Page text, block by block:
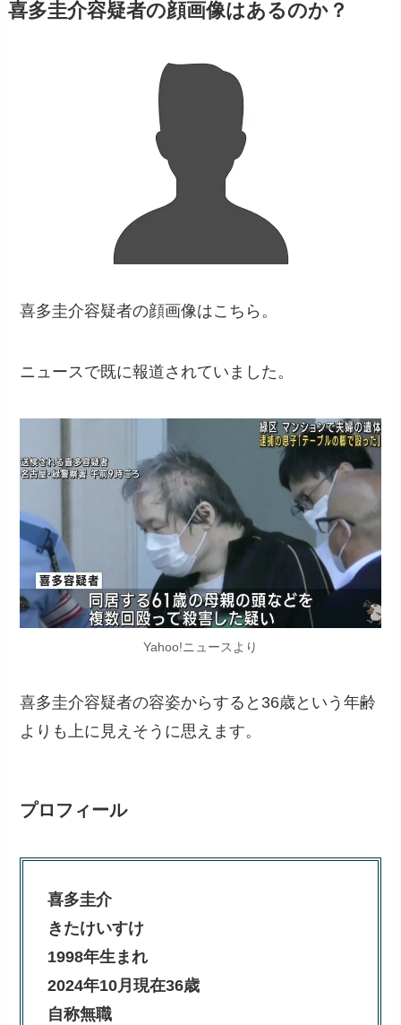
喜多圭介容疑者の顔画像はあるのか？
喜多圭介容疑者の顔画像はこちら。
ニュースで既に報道されていました。
Yahoo!ニュースより
喜多圭介容疑者の容姿からすると36歳という年齢
よりも上に見えそうに思えます。
プロフィール
喜多圭介
きたけいすけ
1998年生まれ
2024年10月現在36歳
自称無職